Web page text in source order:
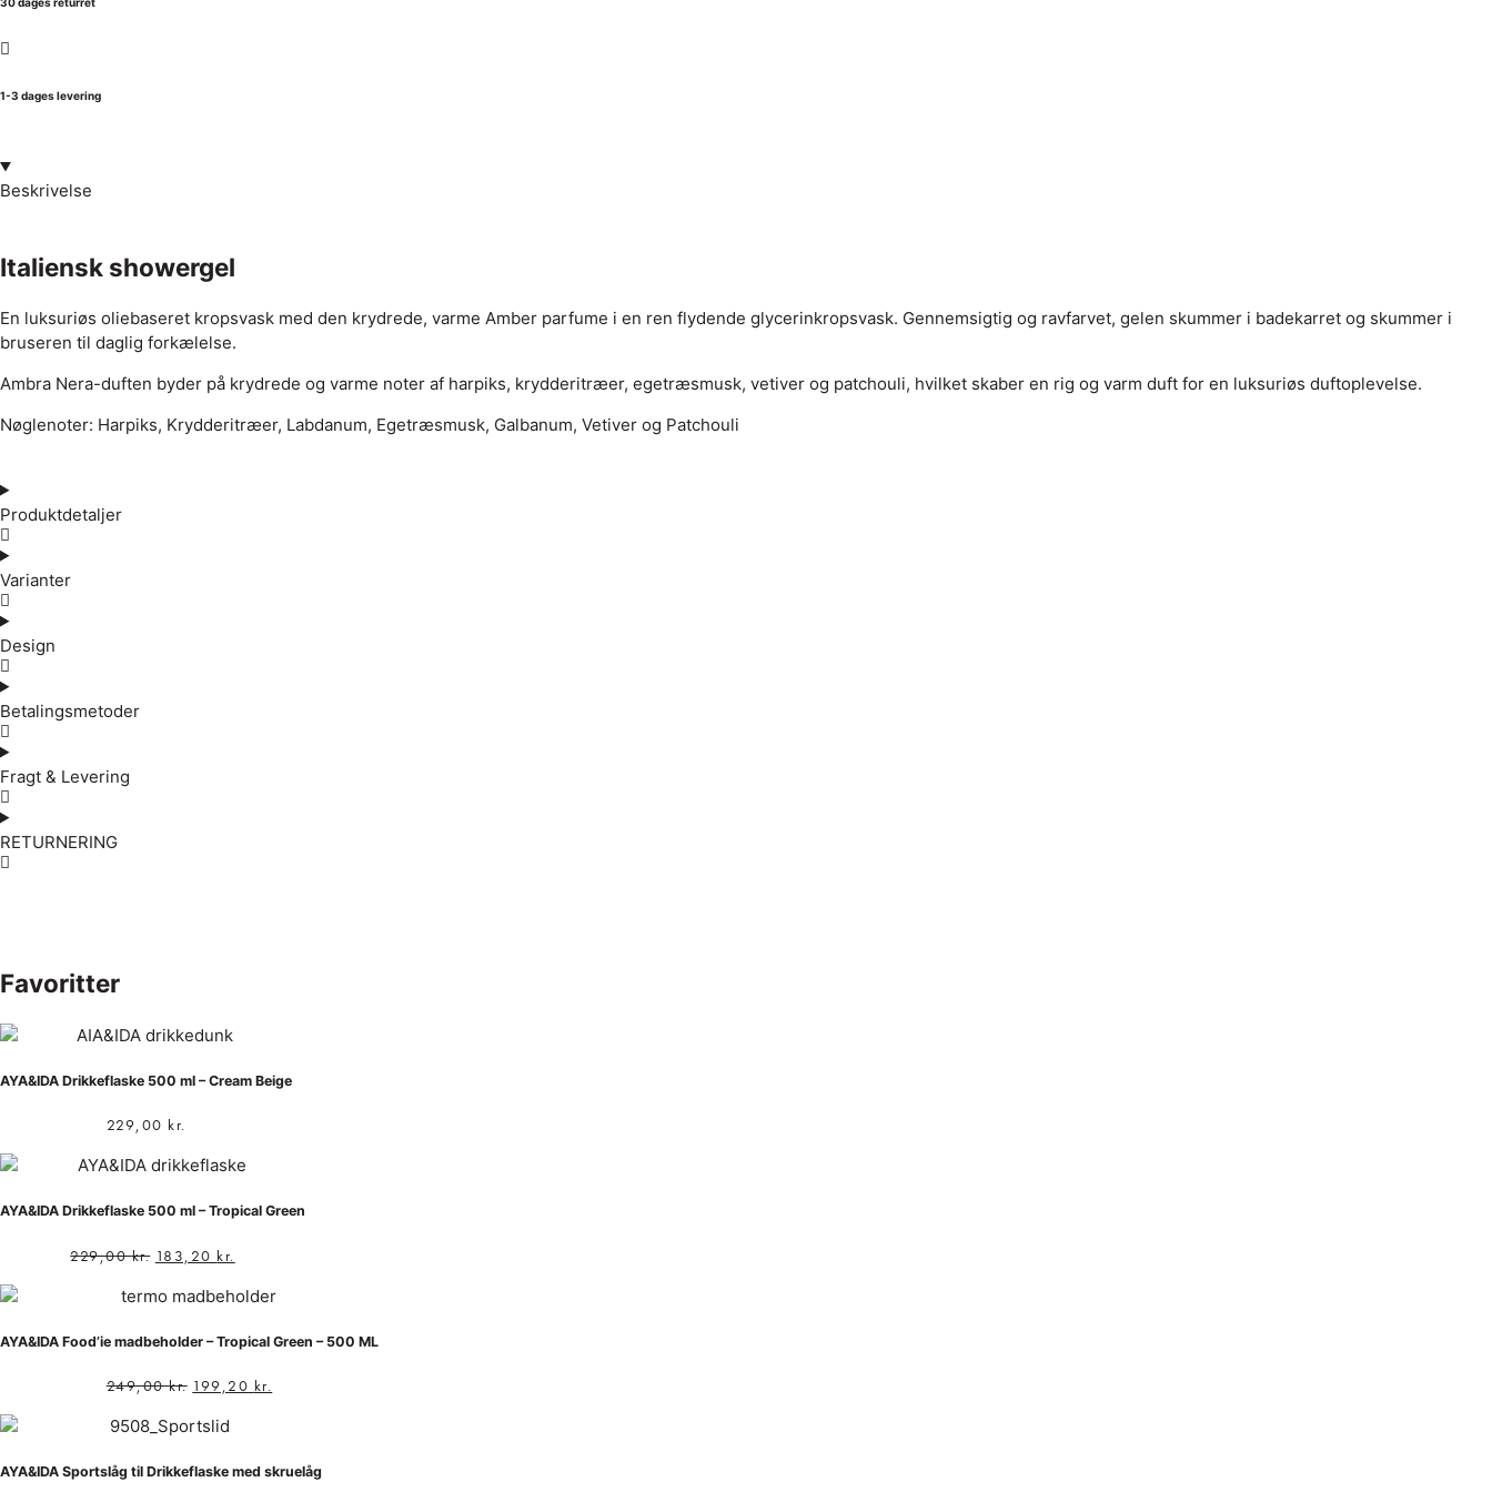
1-3 dages levering
Beskrivelse
Italiensk showergel
En luksuriøs oliebaseret kropsvask med den krydrede, varme Amber parfume i en ren flydende glycerinkropsvask. Gennemsigtig og ravfarvet, gelen skummer i badekarret og skummer i
bruseren til daglig forkælelse.
Ambra Nera-duften byder på krydrede og varme noter af harpiks, krydderitræer, egetræsmusk, vetiver og patchouli, hvilket skaber en rig og varm duft for en luksuriøs duftoplevelse.
Nøglenoter: Harpiks, Krydderitræer, Labdanum, Egetræsmusk, Galbanum, Vetiver og Patchouli
Produktdetaljer
Varianter
Design
Betalingsmetoder
Fragt & Levering
RETURNERING
Favoritter
AYA&IDA Drikkeflaske 500 ml – Cream Beige
229,00 kr.
AYA&IDA Drikkeflaske 500 ml – Tropical Green
229,00kr. 183,20 kr.
AYA&IDA Food’ie madbeholder – Tropical Green – 500 ML
249,00kr. 199,20 kr.
AYA&IDA Sportslåg til Drikkeflaske med skruelåg